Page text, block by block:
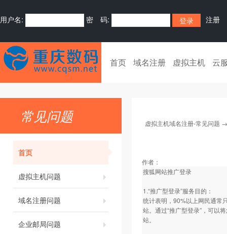
用户名: 密 码: 注册
首页 域名注册 虚拟主机 云
常见问题
首页
虚拟主机问题
域名注册问题
企业邮局问题
虚拟主机域名注册-常见问题
作者：
搜狐网站推广登录
1.“推广型登录”服务目的：
统计表明，90%以上网民通常
站。通过“推广型登录”，可以
站。